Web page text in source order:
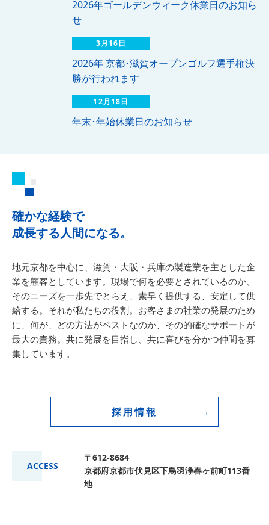
2026年ゴールデンウィーク休業日のお知ら
せ
3月16日
2026年 京都･滋賀オープンゴルフ選手権決
勝が行われます
12月18日
年末･年始休業日のお知らせ
確かな経験で
成長する人間になる。
地元京都を中心に、滋賀・大阪・兵庫の製造業を主とした企
業を顧客としています。現場で何を必要とされているのか、
そのニーズを一歩先でとらえ、素早く提供する、安定して供
給する。それが私たちの役割。お客さまの社業の発展のため
に、何が、どの方法がベストなのか、その的確なサポートが
最大の責務。共に発展を目指し、共に喜びを分かつ仲間を募
集しています。
採用情報
ACCESS
〒612-8684
京都府京都市伏見区下鳥羽浄春ヶ前町113番
地